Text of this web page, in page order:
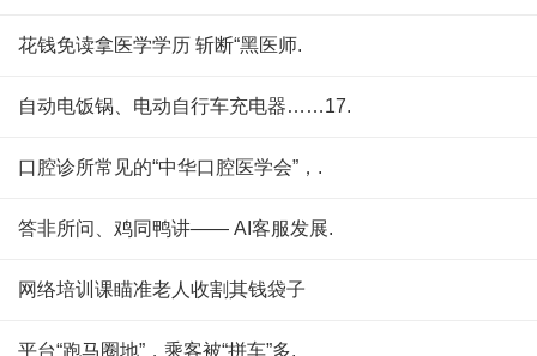
花钱免读拿医学学历 斩断“黑医师.
自动电饭锅、电动自行车充电器……17.
口腔诊所常见的“中华口腔医学会”，.
答非所问、鸡同鸭讲—— AI客服发展.
网络培训课瞄准老人收割其钱袋子
平台“跑马圈地”，乘客被“拼车”多.